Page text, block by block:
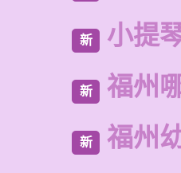
新 小提
新 福州
新 福州